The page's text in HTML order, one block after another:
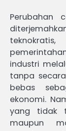
Perubahan
industri
tanpa
bebas
ekonomi.
yang tidak
maupun